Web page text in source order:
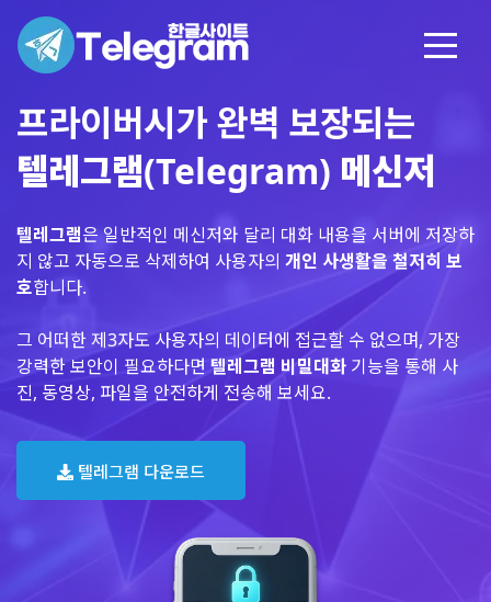
프라이버시가 완벽 보장되는
텔레그램(Telegram) 메신저
텔레그램은 일반적인 메신저와 달리 대화 내용을 서버에 저장하
지 않고 자동으로 삭제하여 사용자의 개인 사생활을 철저히 보
호합니다.
그 어떠한 제3자도 사용자의 데이터에 접근할 수 없으며, 가장
강력한 보안이 필요하다면 텔레그램 비밀대화 기능을 통해 사
진, 동영상, 파일을 안전하게 전송해 보세요.
텔레그램 다운로드